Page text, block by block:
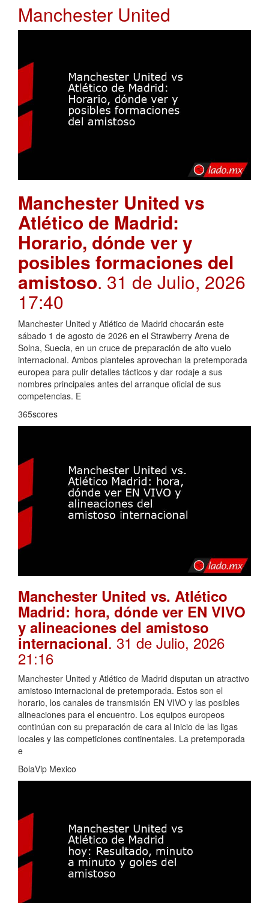
Manchester United
Manchester United vs
Atlético de Madrid:
Horario, dónde ver y
posibles formaciones del
amistoso. 31 de Julio, 2026
17:40
Manchester United y Atlético de Madrid chocarán este
sábado 1 de agosto de 2026 en el Strawberry Arena de
Solna, Suecia, en un cruce de preparación de alto vuelo
internacional. Ambos planteles aprovechan la pretemporada
europea para pulir detalles tácticos y dar rodaje a sus
nombres principales antes del arranque oficial de sus
competencias. E
365scores
Manchester United vs. Atlético
Madrid: hora, dónde ver EN VIVO
y alineaciones del amistoso
internacional. 31 de Julio, 2026
21:16
Manchester United y Atlético de Madrid disputan un atractivo
amistoso internacional de pretemporada. Estos son el
horario, los canales de transmisión EN VIVO y las posibles
alineaciones para el encuentro. Los equipos europeos
continúan con su preparación de cara al inicio de las ligas
locales y las competiciones continentales. La pretemporada
e
BolaVip Mexico